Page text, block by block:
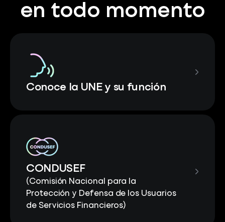
en todo momento
Conoce la UNE y su función
CONDUSEF
(Comisión Nacional para la
Protección y Defensa de los Usuarios
de Servicios Financieros)